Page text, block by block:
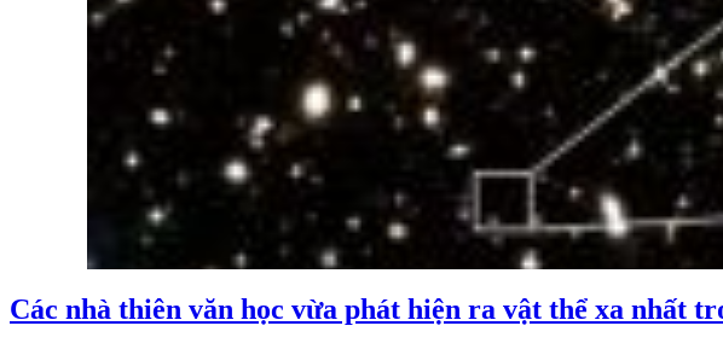
Các nhà thiên văn học vừa phát hiện ra vật thể xa nhất